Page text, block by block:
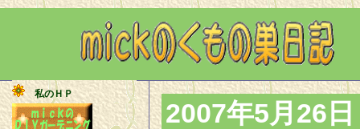
私のＨＰ
2007年5月26日